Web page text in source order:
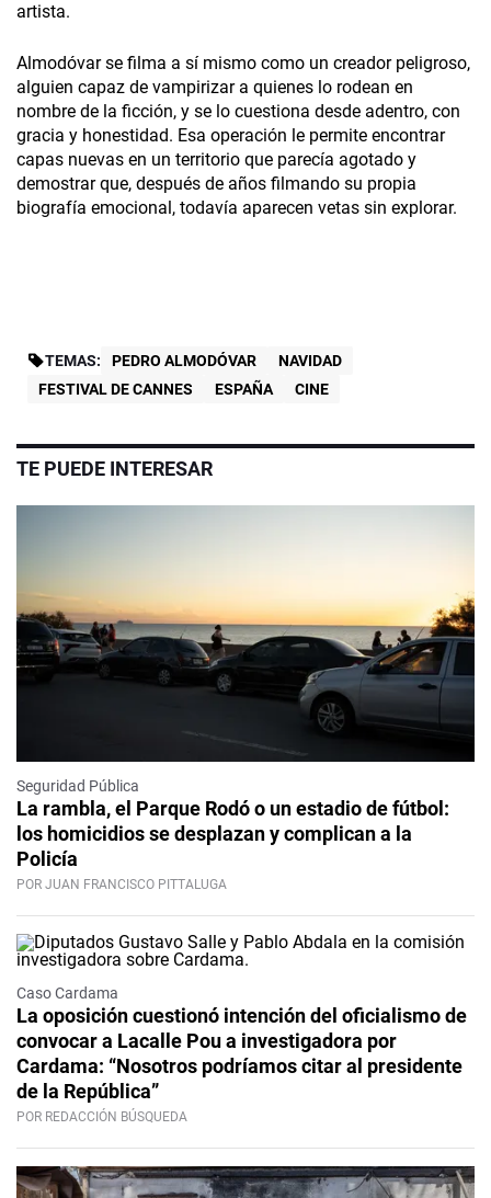
artista.
Almodóvar se filma a sí mismo como un creador peligroso,
alguien capaz de vampirizar a quienes lo rodean en
nombre de la ficción, y se lo cuestiona desde adentro, con
gracia y honestidad. Esa operación le permite encontrar
capas nuevas en un territorio que parecía agotado y
demostrar que, después de años filmando su propia
biografía emocional, todavía aparecen vetas sin explorar.
TEMAS: PEDRO ALMODÓVAR
NAVIDAD
FESTIVAL DE CANNES
ESPAÑA CINE
TE PUEDE INTERESAR
Seguridad Pública
La rambla, el Parque Rodó o un estadio de fútbol:
los homicidios se desplazan y complican a la
Policía
POR JUAN FRANCISCO PITTALUGA
Caso Cardama
La oposición cuestionó intención del oficialismo de
convocar a Lacalle Pou a investigadora por
Cardama: “Nosotros podríamos citar al presidente
de la República”
POR REDACCIÓN BÚSQUEDA